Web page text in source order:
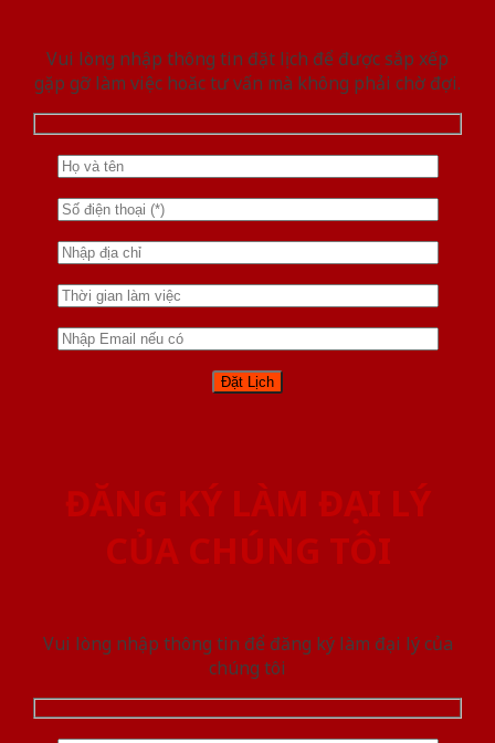
Vui lòng nhập thông tin đặt lịch để được sắp xếp
gặp gỡ làm việc hoăc tư vấn mà không phải chờ đợi.
ĐĂNG KÝ LÀM ĐẠI LÝ
CỦA CHÚNG TÔI
Vui lòng nhập thông tin để đăng ký làm đại lý của
chúng tôi